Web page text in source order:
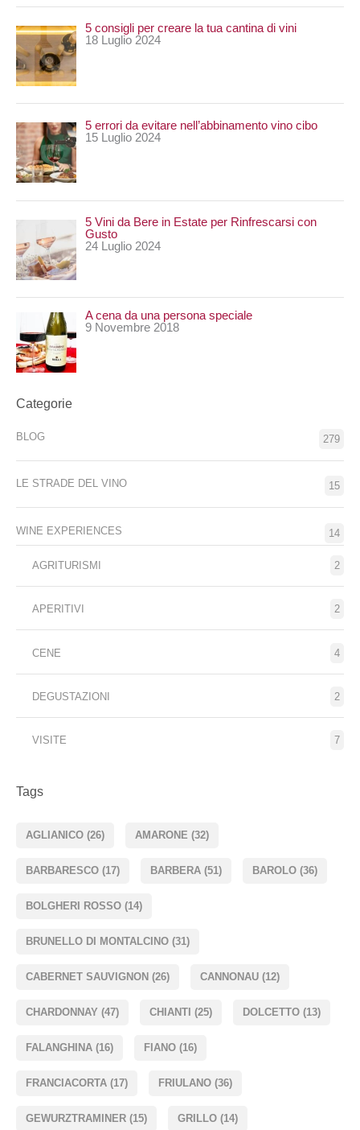
5 consigli per creare la tua cantina di vini
18 Luglio 2024
5 errori da evitare nell’abbinamento vino cibo
15 Luglio 2024
5 Vini da Bere in Estate per Rinfrescarsi con
Gusto
24 Luglio 2024
A cena da una persona speciale
9 Novembre 2018
Categorie
BLOG 279
LE STRADE DEL VINO 15
WINE EXPERIENCES 14
AGRITURISMI 2
APERITIVI 2
CENE 4
DEGUSTAZIONI 2
VISITE 7
Tags
AGLIANICO (26) AMARONE (32)
BARBARESCO (17) BARBERA (51) BAROLO (36)
BOLGHERI ROSSO (14)
BRUNELLO DI MONTALCINO (31)
CABERNET SAUVIGNON (26) CANNONAU (12)
CHARDONNAY (47) CHIANTI (25) DOLCETTO (13)
FALANGHINA (16) FIANO (16)
FRANCIACORTA (17) FRIULANO (36)
GEWURZTRAMINER (15) GRILLO (14)